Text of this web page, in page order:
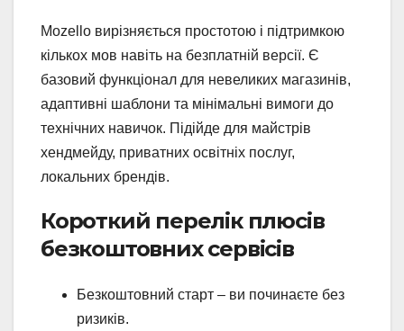
Mozello вирізняється простотою і підтримкою
кількох мов навіть на безплатній версії. Є
базовий функціонал для невеликих магазинів,
адаптивні шаблони та мінімальні вимоги до
технічних навичок. Підійде для майстрів
хендмейду, приватних освітніх послуг,
локальних брендів.
Короткий перелік плюсів
безкоштовних сервісів
Безкоштовний старт – ви починаєте без
ризиків.